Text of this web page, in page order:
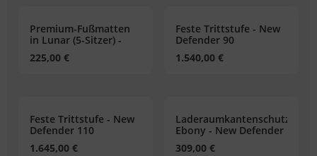
Premium-Fußmatten
in Lunar (5-Sitzer) -
225,00 €
Feste Trittstufe - New
Defender 90
1.540,00 €
Feste Trittstufe - New
Defender 110
1.645,00 €
Laderaumkantenschutz,
Ebony - New Defender
309,00 €